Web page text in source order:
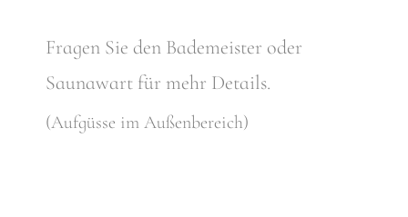
Fragen Sie den Bademeister oder
Saunawart für mehr Details.
(Aufgüsse im Außenbereich)